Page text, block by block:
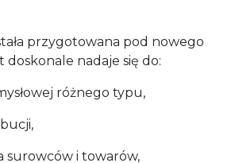
przygotowana pod nowego
doskonale nadaje się do:
różnego typu,
surowców i towarów,